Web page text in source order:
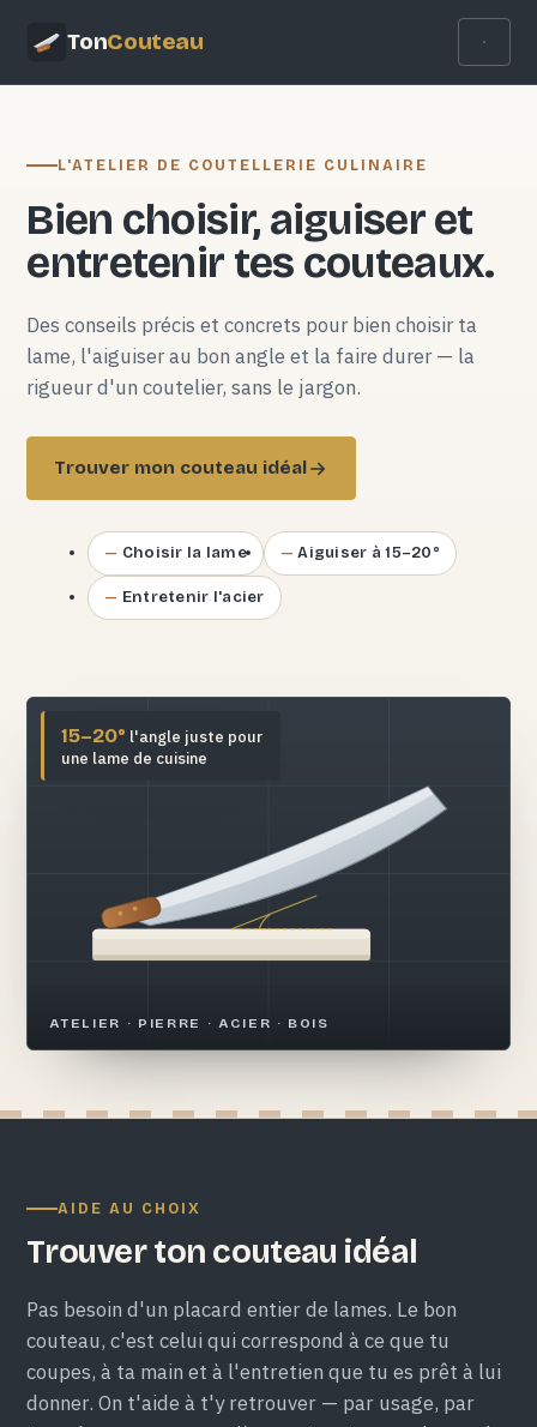
TonCouteau
L'ATELIER DE COUTELLERIE CULINAIRE
Bien choisir, aiguiser et
entretenir tes couteaux.
Des conseils précis et concrets pour bien choisir ta
lame, l'aiguiser au bon angle et la faire durer — la
rigueur d'un coutelier, sans le jargon.
Trouver mon couteau idéal
Choisir la lame Aiguiser à 15–20°
Entretenir l'acier
ATELIER · PIERRE · ACIER · BOIS
15–20° l'angle juste pour
une lame de cuisine
AIDE AU CHOIX
Trouver ton couteau idéal
Pas besoin d'un placard entier de lames. Le bon
couteau, c'est celui qui correspond à ce que tu
coupes, à ta main et à l'entretien que tu es prêt à lui
donner. On t'aide à t'y retrouver — par usage, par